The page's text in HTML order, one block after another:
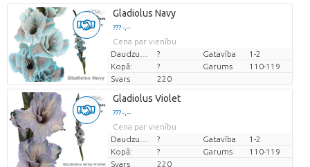
Gladiolus Navy
??? -,--
Cena par vienību
? Gatavība
1-2
Kopā:
? Garums
110-119
Svars
220
Gladiolus Violet
??? -,--
Cena par vienību
? Gatavība
1-2
Kopā:
? Garums
110-119
Svars
220